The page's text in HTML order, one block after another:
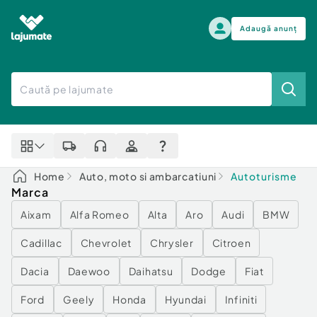
Adaugă anunț
Alege categoria
Toate Anunturile
Auto, moto si ambarcatiuni
Imobiliare
Electronice si electrocasnice
Casa si gradina
Piese auto
Mama si copilul
Moda si frumusete
Sport, timp liber, arta
Agro si Industrie
Autoturisme
Anvelope si Jante
Alege dupa sezon
Scutere - ATV - UTV
Autoutilitare
Ambarcatiuni
Camioane - Rulote - Remorci
Motociclete
Home Auto, moto si ambarcatiuni Autoturisme
Marca
Aixam Alfa Romeo Alta Aro Audi BMW
Cadillac Chevrolet Chrysler Citroen
Dacia Daewoo Daihatsu Dodge Fiat
Ford Geely Honda Hyundai Infiniti